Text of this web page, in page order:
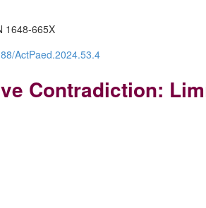
1648-665X
ActPaed.2024.53.4
Contradiction: